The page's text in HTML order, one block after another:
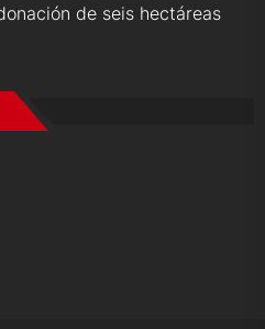
de seis hectáreas